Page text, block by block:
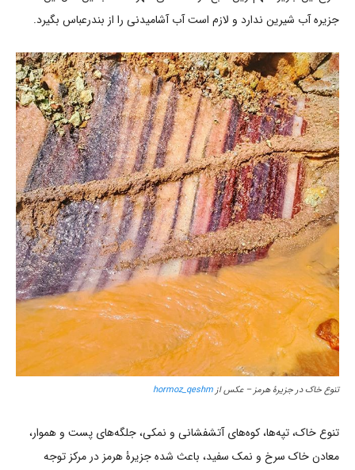
جزیره آب شیرین ندارد و لازم است آب آشامیدنی را از بندرعباس بگیرد.
تنوع خاک در جزیرۀ هرمز – عکس ازhormoz_qeshm
تنوع خاک، تپه‌ها، کوه‌های آتشفشانی و نمکی، جلگه‌های پست و هموار،
معادن خاک سرخ و نمک سفید، باعث شده جزیرۀ هرمز در مرکز توجه